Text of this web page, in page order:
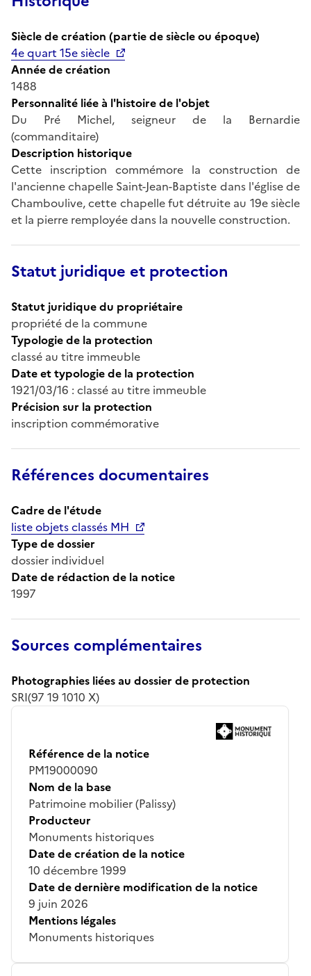
Siècle de création (partie de siècle ou époque)
4e quart 15e siècle
Année de création
1488
Personnalité liée à l'histoire de l'objet
Du Pré Michel, seigneur de la Bernardie
(commanditaire)
Description historique
Cette inscription commémore la construction de
l'ancienne chapelle Saint-Jean-Baptiste dans l'église de
Chamboulive, cette chapelle fut détruite au 19e siècle
et la pierre remployée dans la nouvelle construction.
Statut juridique et protection
Statut juridique du propriétaire
propriété de la commune
Typologie de la protection
classé au titre immeuble
Date et typologie de la protection
1921/03/16 : classé au titre immeuble
Précision sur la protection
inscription commémorative
Références documentaires
Cadre de l'étude
liste objets classés MH
Type de dossier
dossier individuel
Date de rédaction de la notice
1997
Sources complémentaires
Photographies liées au dossier de protection
SRI(97 19 1010 X)
Référence de la notice
PM19000090
Nom de la base
Patrimoine mobilier (Palissy)
Producteur
Monuments historiques
Date de création de la notice
10 décembre 1999
Date de dernière modification de la notice
9 juin 2026
Mentions légales
Monuments historiques